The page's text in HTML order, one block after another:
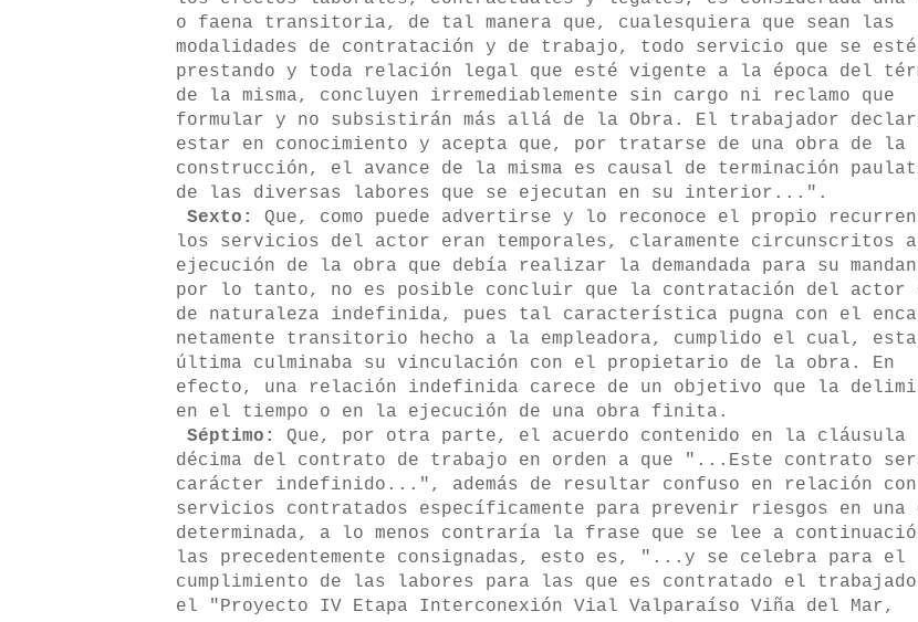
o faena transitoria, de tal manera que, cualesquiera que sean las
modalidades de contratación y de trabajo, todo servicio que se esté
prestando y toda relación legal que esté vigente a la época del
de la misma, concluyen irremediablemente sin cargo ni reclamo que
formular y no subsistirán más allá de la Obra. El trabajador
estar en conocimiento y acepta que, por tratarse de una obra de la
construcción, el avance de la misma es causal de terminación
de las diversas labores que se ejecutan en su interior...".
Sexto:
Que, como puede advertirse y lo reconoce el propio
los servicios del actor eran temporales, claramente circunscritos
ejecución de la obra que debía realizar la demandada para su
por lo tanto, no es posible concluir que la contratación del actor
de naturaleza indefinida, pues tal característica pugna con el
netamente transitorio hecho a la empleadora, cumplido el cual, esta
última culminaba su vinculación con el propietario de la obra. En
efecto, una relación indefinida carece de un objetivo que la
en el tiempo o en la ejecución de una obra finita.
Séptimo:
Que, por otra parte, el acuerdo contenido en la cláusula
décima del contrato de trabajo en orden a que "...Este contrato
carácter indefinido...", además de resultar confuso en relación
servicios contratados específicamente para prevenir riesgos en una
determinada, a lo menos contraría la frase que se lee a
las precedentemente consignadas, esto es, "...y se celebra para el
cumplimiento de las labores para las que es contratado el
el "Proyecto IV Etapa Interconexión Vial Valparaíso Viña del Mar,